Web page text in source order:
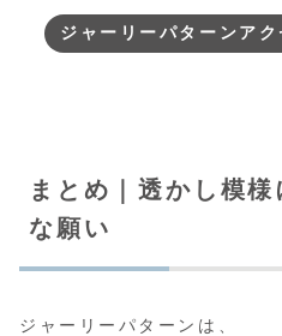
ジャーリーパターンア
まとめ｜透かし模
な願い
ジャーリーパターンは、